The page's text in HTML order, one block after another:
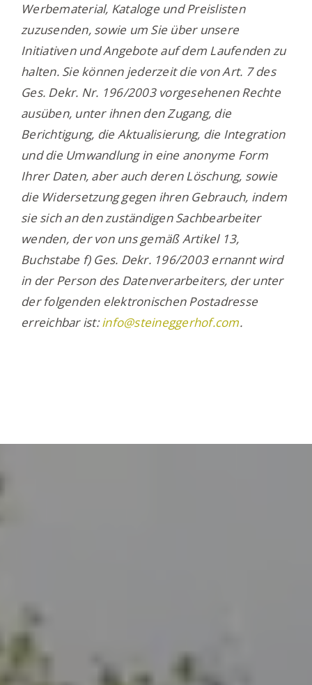
Werbematerial, Kataloge und Preislisten
zuzusenden, sowie um Sie über unsere
Initiativen und Angebote auf dem Laufenden zu
halten. Sie können jederzeit die von Art. 7 des
Ges. Dekr. Nr. 196/2003 vorgesehenen Rechte
ausüben, unter ihnen den Zugang, die
Berichtigung, die Aktualisierung, die Integration
und die Umwandlung in eine anonyme Form
Ihrer Daten, aber auch deren Löschung, sowie
die Widersetzung gegen ihren Gebrauch, indem
sie sich an den zuständigen Sachbearbeiter
wenden, der von uns gemäß Artikel 13,
Buchstabe f) Ges. Dekr. 196/2003 ernannt wird
in der Person des Datenverarbeiters, der unter
der folgenden elektronischen Postadresse
erreichbar ist:info@steineggerhof.com.